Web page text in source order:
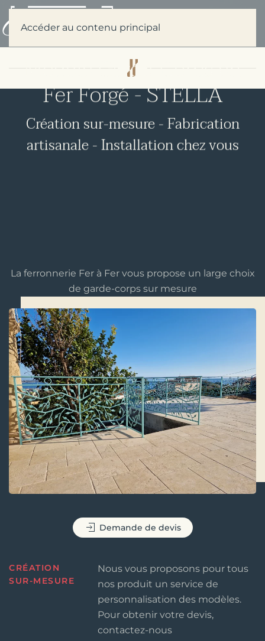
Accéder au contenu principal
Modèle Garde-Corps en
Fer Forgé - STELLA
Création sur-mesure - Fabrication
artisanale - Installation chez vous
La ferronnerie Fer à Fer vous propose un large choix
de garde-corps sur mesure
Demande de devis
CRÉATION
SUR-MESURE
Nous vous proposons pour tous
nos produit un service de
personnalisation des modèles.
Pour obtenir votre devis,
contactez-nous